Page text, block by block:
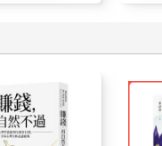
人死法如此離奇，一定
過度渲染啊。」
」